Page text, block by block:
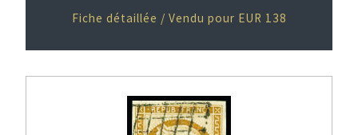
Fiche détaillée / Vendu pour EUR 138